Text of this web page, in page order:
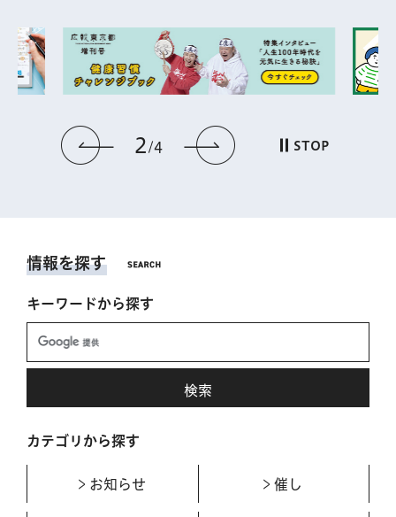
前のスライドを表示
2 4 次のスライドを表
STOP
情報を探す
キーワードから探す
カテゴリから探す
お知らせ 催し